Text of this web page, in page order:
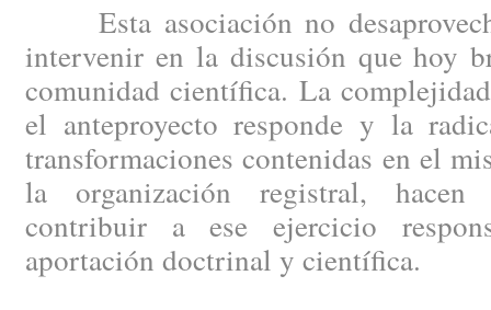
Esta asociación no
intervenir en la discusión que hoy
comunidad científica. La
el anteproyecto responde y la
transformaciones contenidas en el
la organización registral, hacen
contribuir a ese ejercicio
aportación doctrinal y científica.